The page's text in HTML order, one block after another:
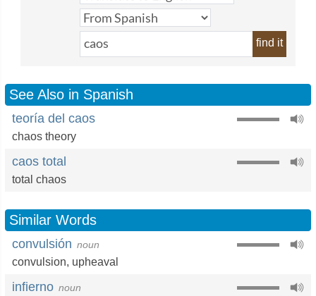
find it
See Also in Spanish
teoría del caos
chaos theory
caos total
total chaos
Similar Words
convulsión noun
convulsion, upheaval
infierno noun